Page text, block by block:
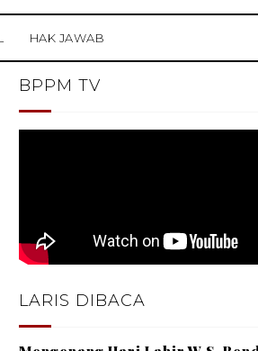
HAK JAWAB
BPPM TV
LARIS DIBACA